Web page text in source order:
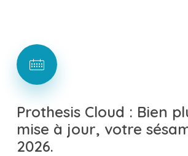
Prothesis Cloud : Bien
mise à jour, votre
2026.